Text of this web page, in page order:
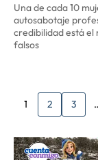
Una de cada 10
autosabotaje
credibilidad está el
falsos
1 2 3